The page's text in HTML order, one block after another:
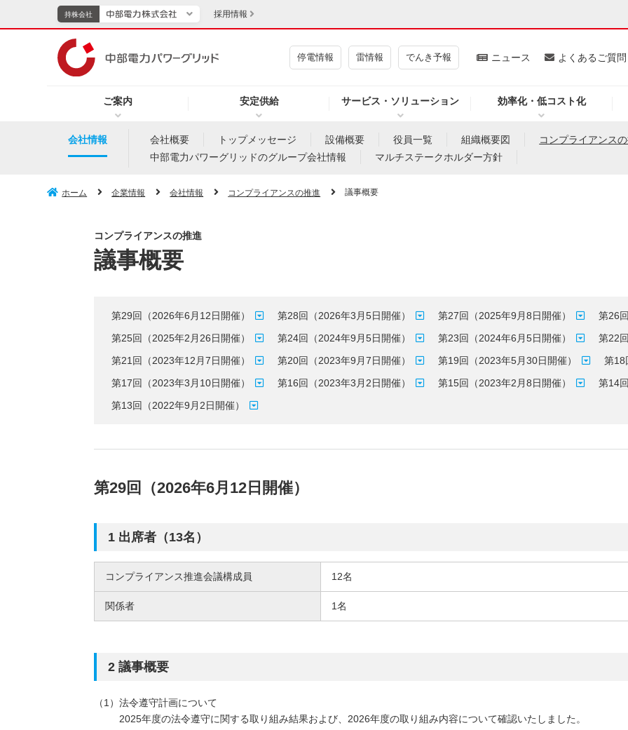
ご案内 安定供給 サービス・ソリューション 効率化・低コスト化
停電情報 雷情報 でんき予報 ニュース よくあるご質
持株会社
持株会社
中部電力グループレポート
採用情報
会社情報 会社概要 トップメッセージ 設備概要 役員一覧 組織概要図
コンプライアンス
中部電力パワーグリッドのグループ会社情報
マルチステークホルダー方針
ホーム 企業情報 会社情報 コンプライアンスの推進 議事概要
コンプライアンスの推進
議事概要
第29回（2026年6月12日開催） 第28回（2026年3月5日開催） 第27回（2025年9月8日開催）
第26
第25回（2025年2月26日開催）
第24回（2024年9月5日開催） 第23回（2024年6月5日開催）
第22
第21回（2023年12月7日開催）
第20回（2023年9月7日開催） 第19回（2023年5月30日開催）
第18
第17回（2023年3月10日開催）
第16回（2023年3月2日開催） 第15回（2023年2月8日開催）
第14
第13回（2022年9月2日開催）
第29回（2026年6月12日開催）
1 出席者（13名）
コンプライアンス推進会議構成員 12名
関係者 1名
2 議事概要
法令遵守計画について
2025年度の法令遵守に関する取り組み結果および、2026年度の取り組み内容について確認いたしました。